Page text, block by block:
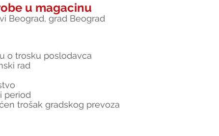
u magacinu
Beograd, grad Beograd
o trosku poslodavca
rad
period
trošak gradskog prevoza